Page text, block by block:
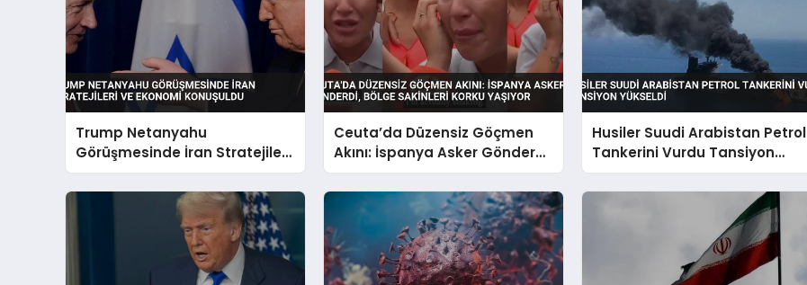
Trump Netanyahu
Görüşmesinde İran Stratejileri
ve Ekonomi Konuşuldu
Ceuta’da Düzensiz Göçmen
Akını: İspanya Asker Gönderdi,
Bölge Sakinleri Korku Yaşıyor
Husiler Suudi Arabistan Petrol
Tankerini Vurdu Tansiyon
Yükseldi